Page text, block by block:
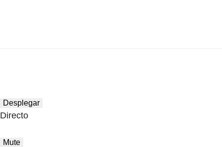
Desplegar
Directo
Mute